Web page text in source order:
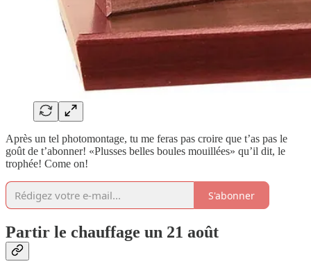
Après un tel photomontage, tu me feras pas croire que t’as pas le
goût de t’abonner! «Plusses belles boules mouillées» qu’il dit, le
trophée! Come on!
S'abonner
Partir le chauffage un 21 août